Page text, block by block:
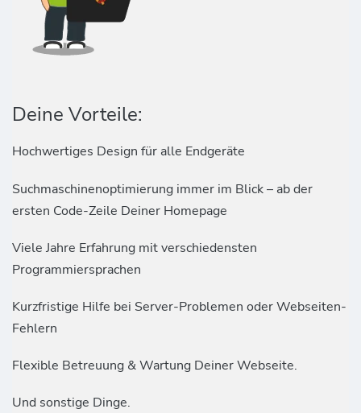
Deine Vorteile:
Hochwertiges Design für alle Endgeräte
Suchmaschinenoptimierung immer im Blick – ab der
ersten Code-Zeile Deiner Homepage
Viele Jahre Erfahrung mit verschiedensten
Programmiersprachen
Kurzfristige Hilfe bei Server-Problemen oder Webseiten-
Fehlern
Flexible Betreuung & Wartung Deiner Webseite.
Und sonstige Dinge.